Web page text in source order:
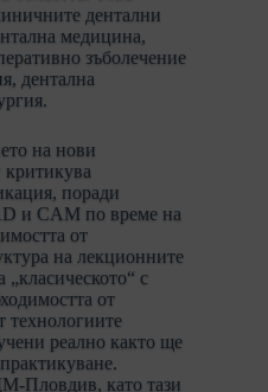
дентални
медицина,
зъболечение
дентална
на нови
поради
и CAM по време на
от
на лекционните
с
от
технологиите
реално както ще
Пловдив, като тази